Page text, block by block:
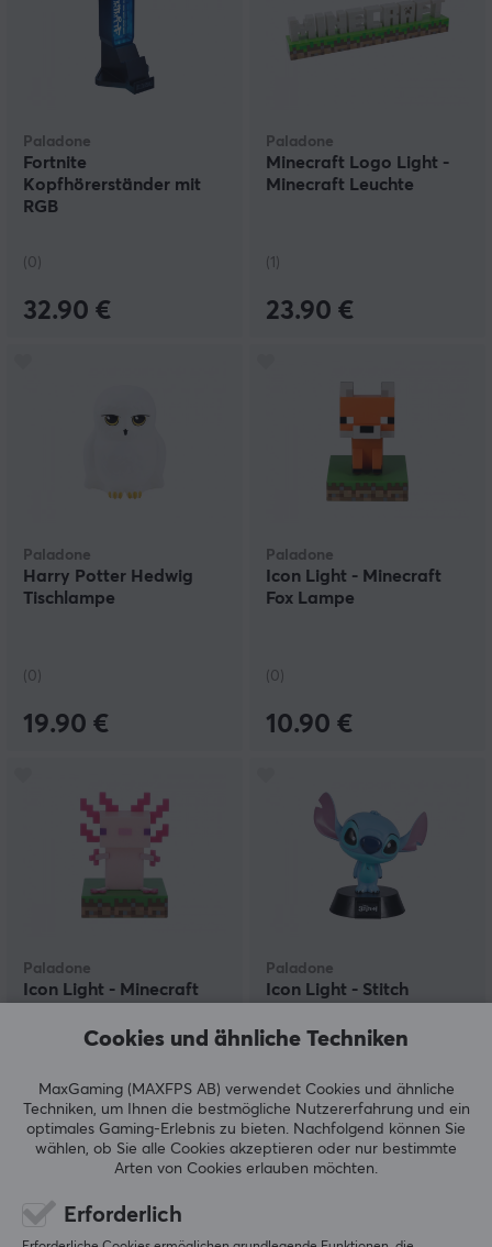
Paladone
Fortnite
Kopfhörerständer mit
RGB
(0)
32.90 €
Paladone
Minecraft Logo Light -
Minecraft Leuchte
(1)
23.90 €
Paladone
Harry Potter Hedwig
Tischlampe
(0)
19.90 €
Paladone
Icon Light - Minecraft
Fox Lampe
(0)
10.90 €
Paladone
Icon Light - Minecraft
(0)
13.90 €
Paladone
Icon Light - Stitch
(0)
12.90 €
Cookies und ähnliche Techniken
MaxGaming (MAXFPS AB) verwendet Cookies und ähnliche
Techniken, um Ihnen die bestmögliche Nutzererfahrung und ein
optimales Gaming-Erlebnis zu bieten. Nachfolgend können Sie
wählen, ob Sie alle Cookies akzeptieren oder nur bestimmte
Arten von Cookies erlauben möchten.
Erforderlich